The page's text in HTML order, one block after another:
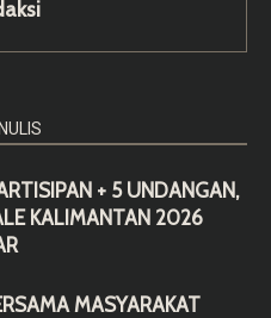
+ 5 UNDANGAN,
KALIMANTAN 2026
MASYARAKAT